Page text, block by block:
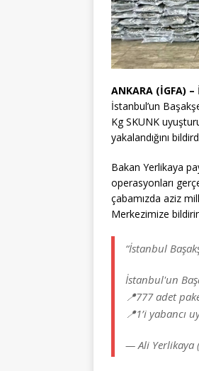
ANKARA (İGFA) –
İstanbul’un
Kg SKUNK
yakalandığını
Bakan Yerlikaya
operasyonları
çabamızda aziz
Merkezimize
“İstanbul
İstanbul'un
📍777 adet
📍1’i yabancı
— Ali Yerlikaya